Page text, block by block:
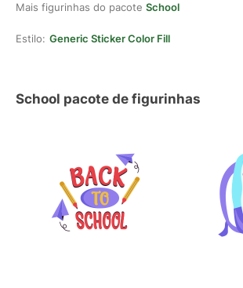
Mais figurinhas do pacote School
Estilo: Generic Sticker Color Fill
School pacote de figurinhas